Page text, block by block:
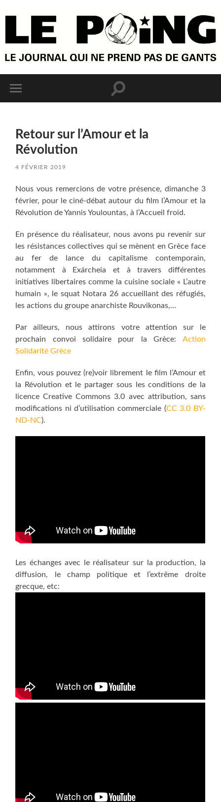
Retour sur l’Amour et la
Révolution
4 FÉVRIER 2019
Nous vous remercions de votre présence, dimanche 3
février, pour le ciné-débat autour du film l’Amour et la
Révolution de Yannis Youlountas, à l’Accueil froid.
En présence du réalisateur, nous avons pu revenir sur
les résistances collectives qui se mènent en Grèce face
au fer de lance du capitalisme contemporain,
notamment à Exárcheia et à travers différentes
initiatives libertaires comme la cuisine sociale « L’autre
humain », le squat Notara 26 accueillant des réfugiés,
les actions du groupe anarchiste Rouvikonas,…
Par ailleurs, nous attirons votre attention sur le
prochain convoi solidaire pour la Grèce: Action
Solidarité Grèce
Enfin, vous pouvez (re)voir librement le film l’Amour et
la Révolution et le partager sous les conditions de la
licence Creative Commons 3.0 avec attribution, sans
modifications ni d’utilisation commerciale (CC 3.0 BY-
ND-NC).
Les échanges avec le réalisateur sur la production, la
diffusion, le champ politique et l’extrême droite
grecque, etc: